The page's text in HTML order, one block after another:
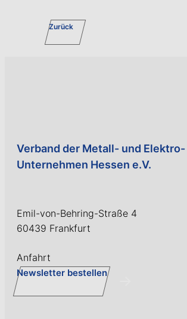
Zurück
Verband der Metall- und Elektro-
Unternehmen Hessen e.V.
Emil-von-Behring-Straße 4
60439 Frankfurt
Anfahrt
Newsletter bestellen